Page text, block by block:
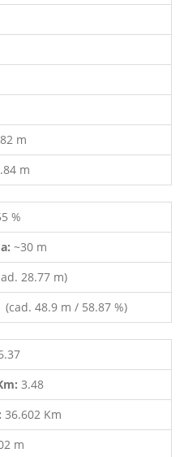
m
m
%
~30 m
28.77 m)
48.9 m / 58.87 %)
3.48
36.602 Km
m